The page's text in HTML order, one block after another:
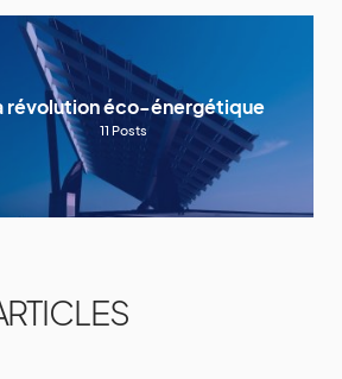
révolution éco-énergétique
11 Posts